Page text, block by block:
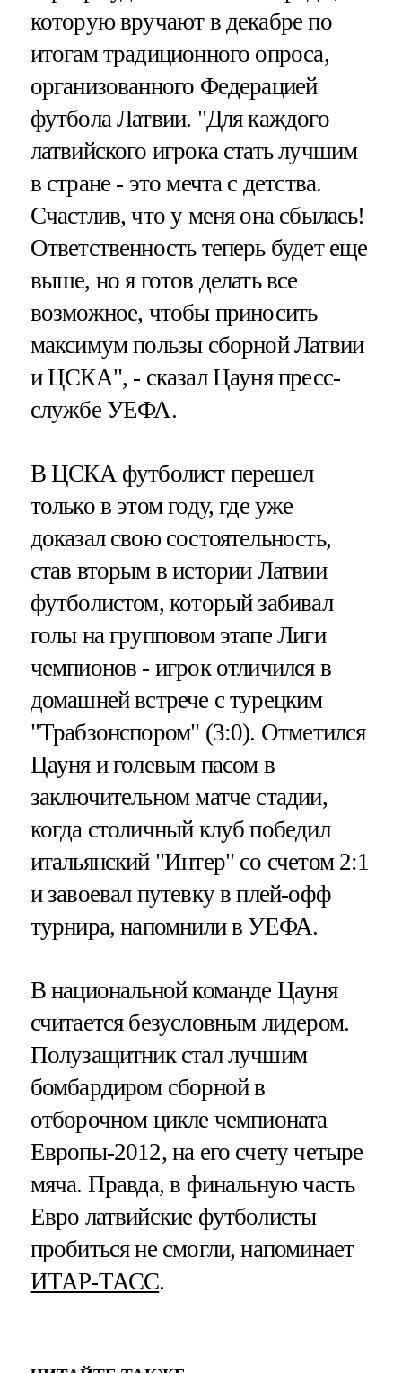
которую вручают в декабре по
итогам традиционного опроса,
организованного Федерацией
футбола Латвии. "Для каждого
латвийского игрока стать лучшим
в стране - это мечта с детства.
Счастлив, что у меня она сбылась!
Ответственность теперь будет еще
выше, но я готов делать все
возможное, чтобы приносить
максимум пользы сборной Латвии
и ЦСКА", - сказал Цауня пресс-
службе УЕФА.
В ЦСКА футболист перешел
только в этом году, где уже
доказал свою состоятельность,
став вторым в истории Латвии
футболистом, который забивал
голы на групповом этапе Лиги
чемпионов - игрок отличился в
домашней встрече с турецким
"Трабзонспором" (3:0). Отметился
Цауня и голевым пасом в
заключительном матче стадии,
когда столичный клуб победил
итальянский "Интер" со счетом 2:1
и завоевал путевку в плей-офф
турнира, напомнили в УЕФА.
В национальной команде Цауня
считается безусловным лидером.
Полузащитник стал лучшим
бомбардиром сборной в
отборочном цикле чемпионата
Европы-2012, на его счету четыре
мяча. Правда, в финальную часть
Евро латвийские футболисты
пробиться не смогли, напоминает
ИТАР-ТАСС.